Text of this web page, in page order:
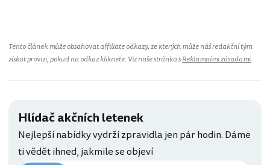
Tento článek může obsahovat affiliate odkazy, ze kterých může náš redakční tým
získat provizi, pokud na odkaz kliknete. Viz naše stránka sReklamními zásadami.
Hlídač akčních letenek
Nejlepší nabídky vydrží zpravidla jen pár hodin. Dáme
ti vědět ihned, jakmile se objeví